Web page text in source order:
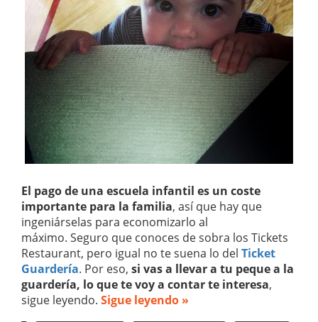
El pago de una escuela infantil es un coste
importante para la familia, así que hay que
ingeniárselas para economizarlo al
máximo. Seguro que conoces de sobra los Tickets
Restaurant, pero igual no te suena lo del Ticket
Guardería. Por eso, si vas a llevar a tu peque a la
guardería, lo que te voy a contar te interesa,
sigue leyendo. Sigue leyendo »